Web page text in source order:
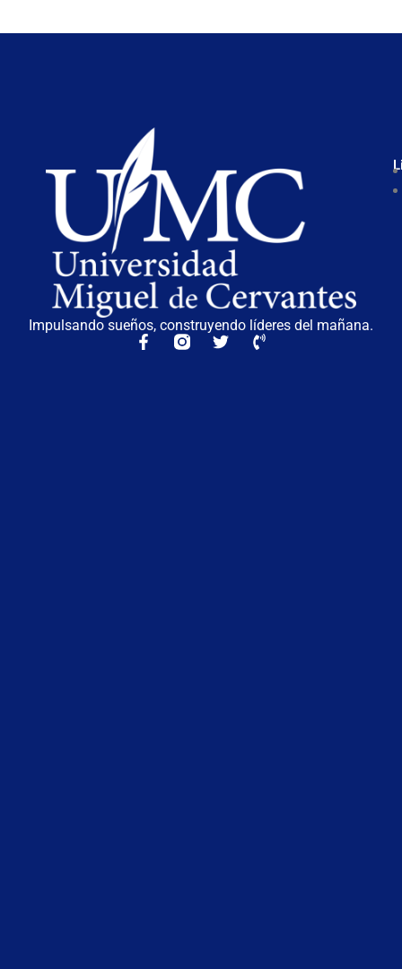
Impulsando sueños, construyendo líderes del mañana.